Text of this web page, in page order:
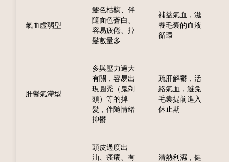
氣血虛弱型
髮色枯槁、伴
隨面色蒼白、
容易疲倦、掉
髮數量多
補益氣血，滋
養毛囊的血液
循環
肝鬱氣滯型
多與壓力過大
有關，容易出
現圓禿（鬼剃
頭）等的掉
髮，伴隨情緒
抑鬱
疏肝解鬱，活
絡氣血，避免
毛囊提前進入
休止期
頭皮過度出
油、瘙癢、有
清熱利濕，健